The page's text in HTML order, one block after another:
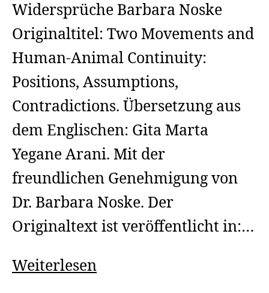
Widersprüche Barbara Noske
Originaltitel: Two Movements and
Human-Animal Continuity:
Positions, Assumptions,
Contradictions. Übersetzung aus
dem Englischen: Gita Marta
Yegane Arani. Mit der
freundlichen Genehmigung von
Dr. Barbara Noske. Der
Originaltext ist veröffentlicht in:…
WeiterlesenBarbara